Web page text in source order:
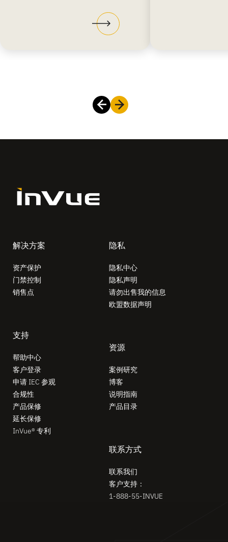
解决方案
资产保护
门禁控制
销售点
支持
帮助中心
客户登录
申请 IEC 参观
合规性
产品保修
延长保修
InVue® 专利
隐私
隐私中心
隐私声明
请勿出售我的信息
欧盟数据声明
资源
案例研究
博客
说明指南
产品目录
联系方式
联系我们
客户支持：
1-888-55-INVUE